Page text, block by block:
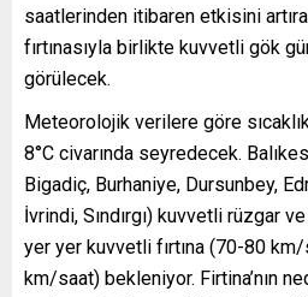
saatlerinden itibaren etkisini
fırtınasıyla birlikte kuvvetli gök
görülecek.
Meteorolojik verilere göre
8°C civarında seyredecek.
Bigadiç, Burhaniye, Dursunbey,
İvrindi, Sındırgı) kuvvetli rüzgar
yer yer kuvvetli fırtına (70-80
km/saat) bekleniyor. Firtina’nın